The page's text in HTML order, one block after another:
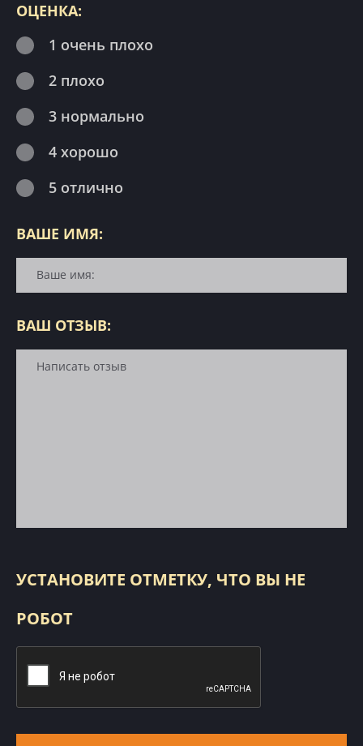
ОЦЕНКА:
1 очень плохо
2 плохо
3 нормально
4 хорошо
5 отлично
ВАШЕ ИМЯ:
ВАШ ОТЗЫВ:
УСТАНОВИТЕ ОТМЕТКУ, ЧТО ВЫ НЕ
РОБОТ